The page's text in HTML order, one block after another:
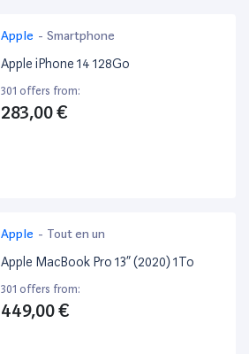
Apple - Smartphone
Apple iPhone 14 128Go
301 offers from:
283,00 €
Apple - Tout en un
Apple MacBook Pro 13” (2020) 1To
301 offers from:
449,00 €